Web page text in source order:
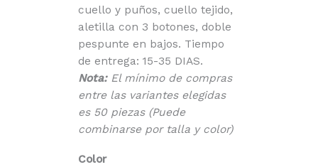
cuello y puños, cuello tejido,
aletilla con 3 botones, doble
pespunte en bajos. Tiempo
de entrega: 15-35 DIAS.
Nota: El mínimo de compras
entre las variantes elegidas
es 50 piezas (Puede
combinarse por talla y color)
Color